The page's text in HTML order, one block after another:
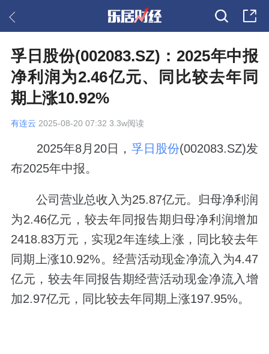
孚日股份(002083.SZ)：2025年中报
净利润为2.46亿元、同比较去年同
期上涨10.92%
有连云 2025-08-20 07:32 3.3w阅读
2025年8月20日， 孚日股份(002083.SZ)发
布2025年中报。
公司营业总收入为25.87亿元。归母净利润
为2.46亿元，较去年同报告期归母净利润增加
2418.83万元，实现2年连续上涨，同比较去年
同期上涨10.92%。经营活动现金净流入为4.47
亿元，较去年同报告期经营活动现金净流入增
加2.97亿元，同比较去年同期上涨197.95%。